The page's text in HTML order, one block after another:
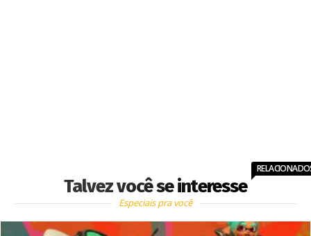
Talvez você se interesse
Especiais pra você